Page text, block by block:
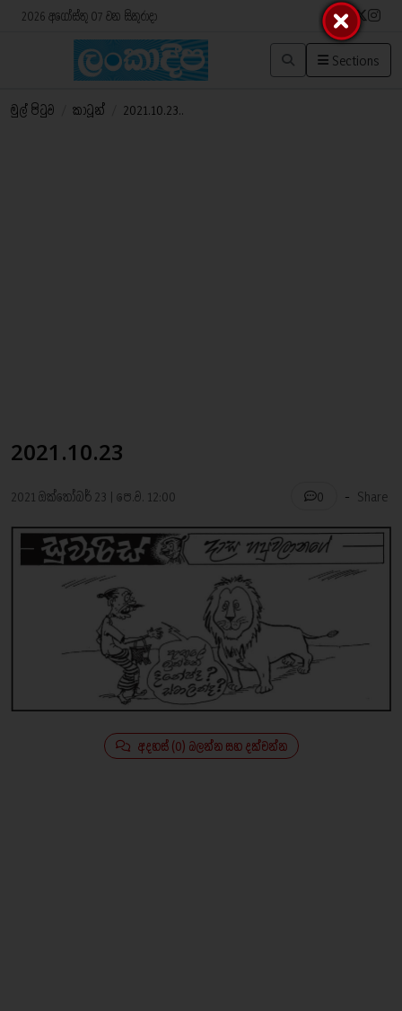
2026 අගෝස්තු 07 වන සිකුරාදා
Sections
මුල් පිටුව කාටූන් 2021.10.23..
2021.10.23
2021 ඔක්තෝබර් 23 | පෙ.ව. 12:00 0 - Share
අදහස් (0) බලන්න සහ දක්වන්න